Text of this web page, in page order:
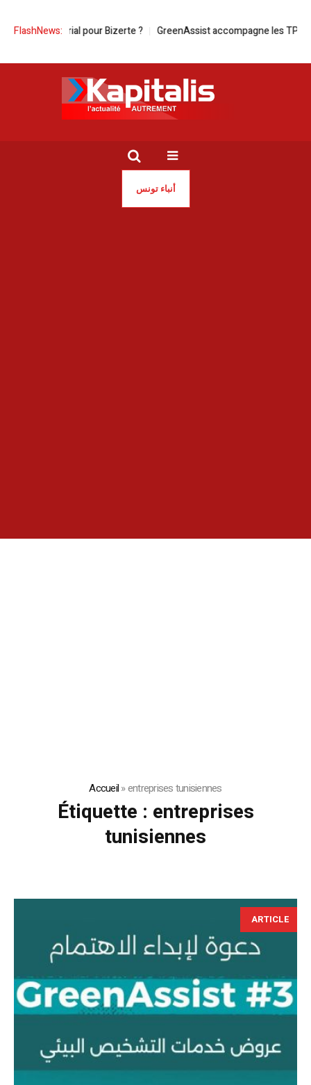
FlashNews:
pour Bizerte ? GreenAssist accompagne les TPME tunisiennes
أنباء تونس
Accueil»entreprises tunisiennes
Étiquette : entreprises
tunisiennes
ARTICLE